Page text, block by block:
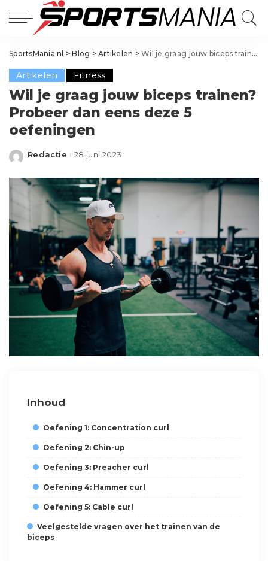
SportsMania.nl >Blog >Artikelen >Wil je graag jouw biceps trainen? Probeer dan eens deze 5 oefeningen
Artikelen Fitness
Wil je graag jouw biceps trainen?
Probeer dan eens deze 5
oefeningen
Posted
Redactie 28 juni 2023
Inhoud
Oefening 1: Concentration curl
Oefening 2: Chin-up
Oefening 3: Preacher curl
Oefening 4: Hammer curl
Oefening 5: Cable curl
Veelgestelde vragen over het trainen van de
biceps